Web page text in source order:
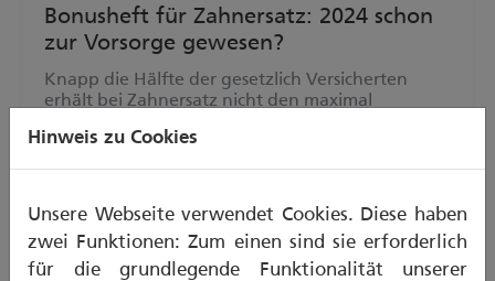
Bonusheft für Zahnersatz: 2024 schon
zur Vorsorge gewesen?
Knapp die Hälfte der gesetzlich Versicherten
erhält bei Zahnersatz nicht den maximal
nicht erfüllt.
Pressemitteilung
Hinweis zu Cookies
Unsere Webseite verwendet Cookies. Diese haben
zwei Funktionen: Zum einen sind sie erforderlich
für die grundlegende Funktionalität unserer